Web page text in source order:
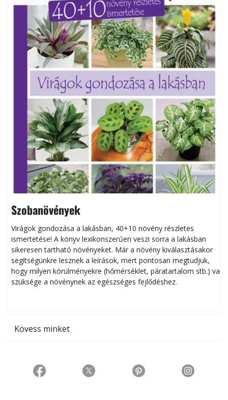
Szobanövények
Virágok gondozása a lakásban, 40+10 növény részletes
ismertetése! A könyv lexikonszerűen veszi sorra a lakásban
sikeresen tart­ha­tó növényeket. Már a növény kiválasztásakor
segítségünkre lesznek a leírások, mert pontosan megtudjuk,
hogy milyen körülményekre (hőmérséklet, páratartalom stb.) van
szüksége a növénynek az egészséges fejlődéshez.
Kövess minket